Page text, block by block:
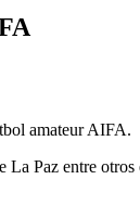
amateur AIFA.
Paz entre otros